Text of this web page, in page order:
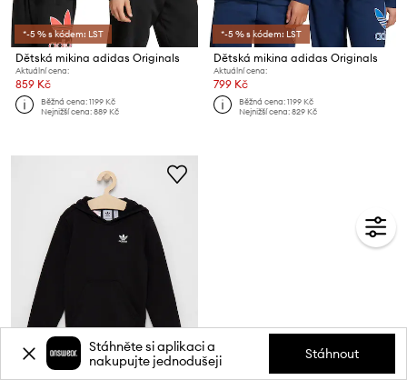
*-5 % s kódem: LST
Dětská mikina adidas Originals
Aktuální cena:
859 Kč
Běžná cena:1199 Kč
Nejnižší cena:889 Kč
*-5 % s kódem: LST
Dětská mikina adidas Originals
Aktuální cena:
799 Kč
Běžná cena:1199 Kč
Nejnižší cena:829 Kč
Stáhněte si aplikaci a
nakupujte jednodušeji
Stáhnout